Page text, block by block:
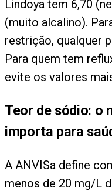
Lindoya tem 6,70
(muito alcalino).
restrição, qualquer
Para quem tem
evite os valores
Teor de sódio: o
importa para
A ANVISa define
menos de 20 mg/L